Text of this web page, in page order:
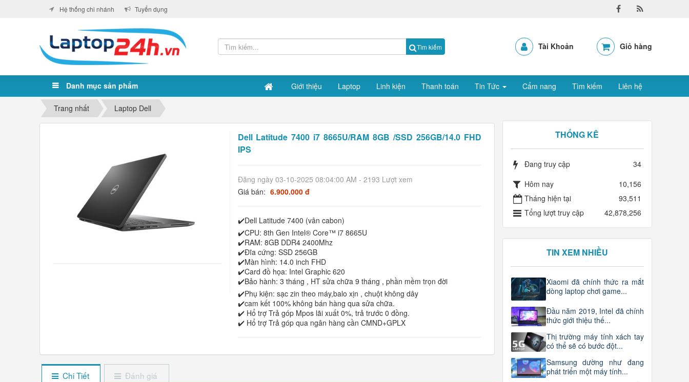
Tìm kiếm Tài Khoản Giỏ hàng
Danh mục sản phẩm Giới thiệu Laptop Linh kiện Thanh toán Tin Tức Cẩm nang Tìm kiếm Liên hệ
Hệ thống chi nhánh Tuyển dụng
Trang nhất Laptop Dell
Dell Latitude 7400 i7 8665U/RAM 8GB /SSD 256GB/14.0 FHD
IPS
Đăng ngày 03-10-2025 08:04:00 AM - 2193 Lượt xem
Giá bán: 6.900.000 đ
✔️Dell Latitude 7400 (vân cabon)
✔️CPU: 8th Gen Intel® Core™ i7 8665U
✔️RAM: 8GB DDR4 2400Mhz
✔️Đĩa cứng: SSD 256GB
✔️Màn hình: 14.0 inch FHD
✔️Card đồ họa: Intel Graphic 620
✔️Bảo hành: 3 tháng , HT sửa chữa 9 tháng , phần mềm trọn đời
✔️Phụ kiện: sạc zin theo máy,balo xịn , chuột không dây
✔️cam kết 100% không bán hàng qua sửa chữa.
✔️ Hổ trợ Trả góp Mpos lãi xuất 0%, trả trước 0 đồng.
✔️ Hổ trợ Trả góp qua ngân hàng cần CMND+GPLX
Chi Tiết Đánh giá
THỐNG KÊ
Đang truy cập
34
Hôm nay
10,156
Tháng hiện tại
93,511
Tổng lượt truy cập
42,878,256
TIN XEM NHIỀU
Xiaomi đã chính thức ra mắt
dòng laptop chơi game...
Đầu năm 2019, Intel đã chính
thức giới thiệu thế...
Thị trường máy tính xách tay
có thể sẽ có bước đột...
Samsung dường như đang
phát triển một máy tính...